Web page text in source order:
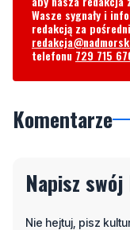
Wasze sygnały i
redakcją za
telefonu 729 715
Komentarze
Napisz
Nie hejtuj, pisz